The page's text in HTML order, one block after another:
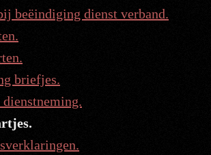
beëindiging dienst verband.
briefjes.